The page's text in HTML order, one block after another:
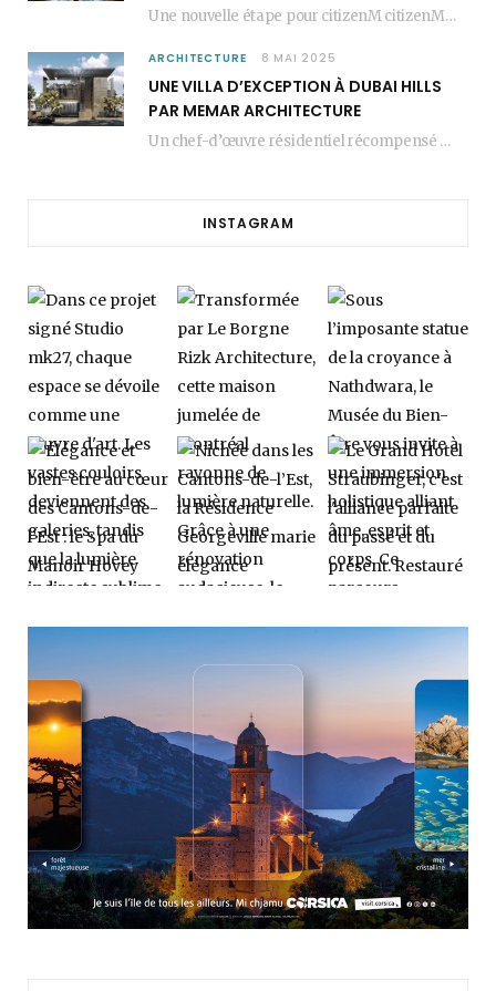
Une nouvelle étape pour citizenM citizenM racheté par Marriott, c’est une annonce qui marque un…
ARCHITECTURE 8 MAI 2025
UNE VILLA D’EXCEPTION À DUBAI HILLS
PAR MEMAR ARCHITECTURE
Un chef-d’œuvre résidentiel récompensé MEMAR Architecture, agence renommée basée à Dubaï, présente aujourd’hui sa dernière…
INSTAGRAM